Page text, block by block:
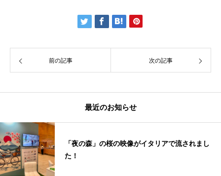
前の記事 次の記事
最近のお知らせ
「夜の森」の桜の映像がイタリアで流されまし
た！